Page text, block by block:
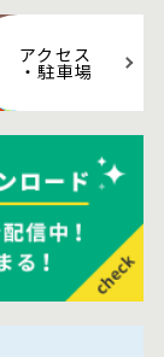
アクセス
・駐車場